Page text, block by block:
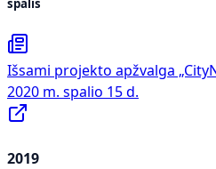
spalis
Išsami projekto apžvalga
2020 m. spalio 15 d.
2019